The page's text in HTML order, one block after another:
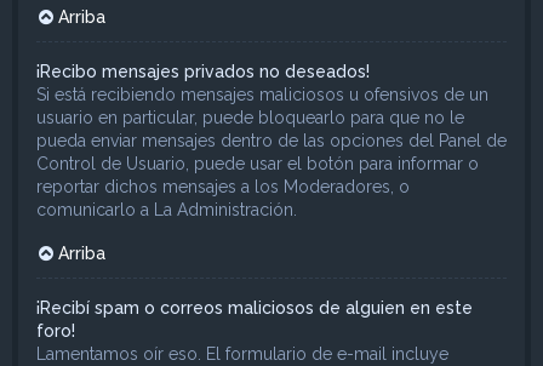
Arriba
¡Recibo mensajes privados no deseados!
Si está recibiendo mensajes maliciosos u ofensivos de un
usuario en particular, puede bloquearlo para que no le
pueda enviar mensajes dentro de las opciones del Panel de
Control de Usuario, puede usar el botón para informar o
reportar dichos mensajes a los Moderadores, o
comunicarlo a La Administración.
Arriba
¡Recibí spam o correos maliciosos de alguien en este
foro!
Lamentamos oír eso. El formulario de e-mail incluye